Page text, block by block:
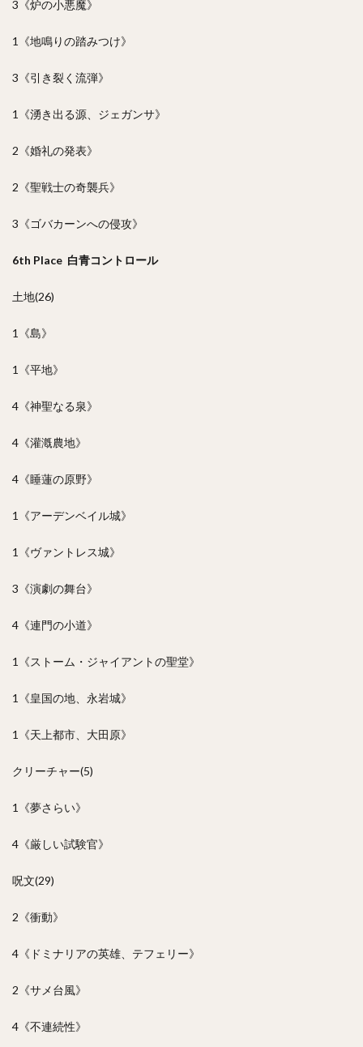
3《炉の小悪魔》
1《地鳴りの踏みつけ》
3《引き裂く流弾》
1《湧き出る源、ジェガンサ》
2《婚礼の発表》
2《聖戦士の奇襲兵》
3《ゴバカーンへの侵攻》
6th Place 白青コントロール
土地(26)
1《島》
1《平地》
4《神聖なる泉》
4《灌漑農地》
4《睡蓮の原野》
1《アーデンベイル城》
1《ヴァントレス城》
3《演劇の舞台》
4《連門の小道》
1《ストーム・ジャイアントの聖堂》
1《皇国の地、永岩城》
1《天上都市、大田原》
クリーチャー(5)
1《夢さらい》
4《厳しい試験官》
呪文(29)
2《衝動》
4《ドミナリアの英雄、テフェリー》
2《サメ台風》
4《不連続性》